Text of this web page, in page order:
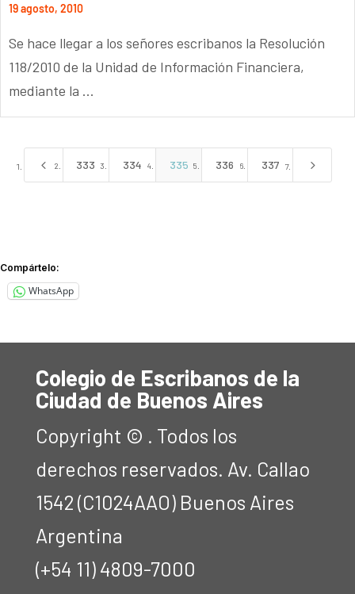
19 agosto, 2010
Se hace llegar a los señores escribanos la Resolución
118/2010 de la Unidad de Información Financiera,
mediante la ...
4 333 334 335 336 337 5
Compártelo:
WhatsApp
Colegio de Escribanos de la
Ciudad de Buenos Aires
Copyright © . Todos los
derechos reservados. Av. Callao
1542 (C1024AAO) Buenos Aires
Argentina
(+54 11) 4809-7000